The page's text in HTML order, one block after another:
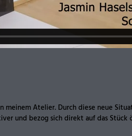
meinem Atelier. Durch diese neue
und bezog sich direkt auf das Stück